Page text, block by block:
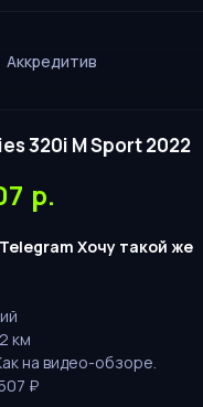
Аккредитив
320i M Sport 2022
р.
Хочу такой же
км
на видео-обзоре.
₽